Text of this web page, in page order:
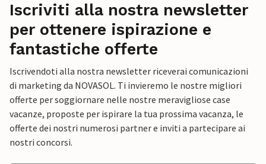
Iscriviti alla nostra newsletter
per ottenere ispirazione e
fantastiche offerte
Iscrivendoti alla nostra newsletter riceverai comunicazioni
di marketing da NOVASOL. Ti invieremo le nostre migliori
offerte per soggiornare nelle nostre meravigliose case
vacanze, proposte per ispirare la tua prossima vacanza, le
offerte dei nostri numerosi partner e inviti a partecipare ai
nostri concorsi.